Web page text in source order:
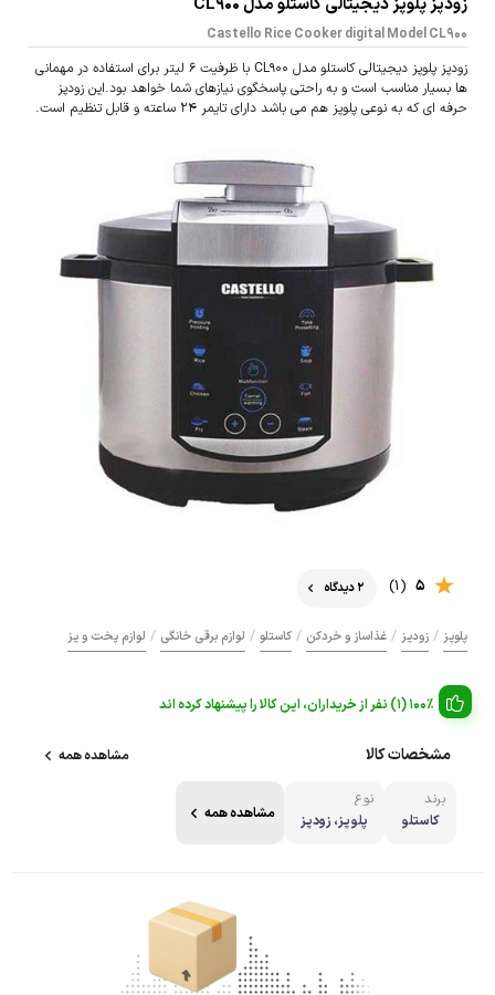
Castello Rice Cooker digital Model CL900
زودپز پلوپز دیجیتالی کاستلو مدل CL900 با ظرفیت 6 لیتر برای استفاده در مهمانی
ها بسیار مناسب است و به راحتی پاسخگوی نیازهای شما خواهد بود.این زودپز
حرفه ای که به نوعی پلوپز هم می باشد دارای تایمر 24 ساعته و قابل تنظیم است.
5
(1) 2 دیدگاه
پلوپز / زودپز / غذاساز و خردکن / کاستلو / لوازم برقی خانگی / لوازم پخت و پز
100% (1) نفر از خریداران، این کالا را پیشنهاد کرده اند
مشخصات کالا مشاهده همه
برند
کاستلو
نوع
پلوپز، زودپز
مشاهده همه